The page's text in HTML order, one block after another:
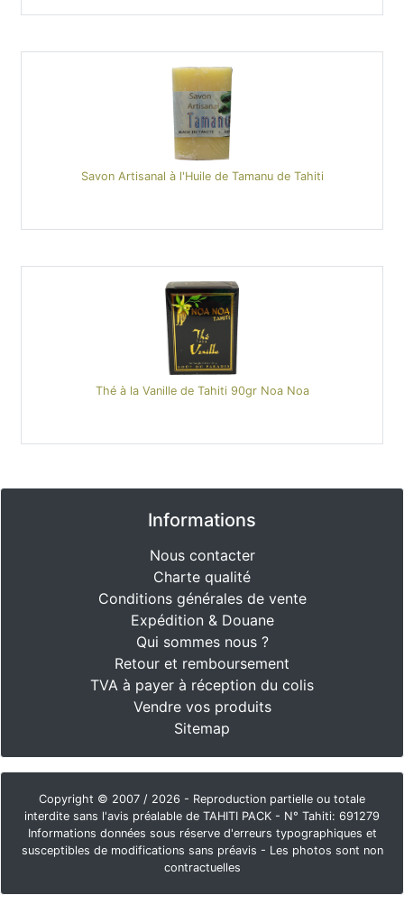
Savon Artisanal à l'Huile de Tamanu de Tahiti
Thé à la Vanille de Tahiti 90gr Noa Noa
Informations
Nous contacter
Charte qualité
Conditions générales de vente
Expédition & Douane
Qui sommes nous ?
Retour et remboursement
TVA à payer à réception du colis
Vendre vos produits
Sitemap
Copyright © 2007 / 2026 - Reproduction partielle ou totale
interdite sans l'avis préalable de TAHITI PACK - N° Tahiti: 691279
Informations données sous réserve d'erreurs typographiques et
susceptibles de modifications sans préavis - Les photos sont non
contractuelles